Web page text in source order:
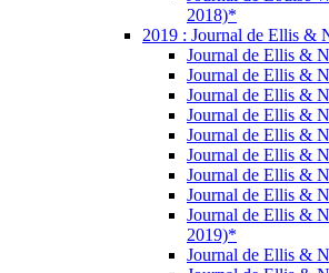
2018)*
2019 : Journal de Ellis &
Journal de Ellis &
Journal de Ellis &
Journal de Ellis &
Journal de Ellis &
Journal de Ellis &
Journal de Ellis &
Journal de Ellis &
Journal de Ellis &
Journal de Ellis &
2019)*
Journal de Ellis &